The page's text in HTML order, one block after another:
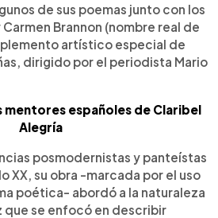
de sus poemas junto con los
Carmen Brannon (nombre real de
artístico especial de
dirigido por el periodista Mario
mentores españoles de Claribel
Alegría
posmodernistas y panteístas
XX, su obra -marcada por el uso
poética- abordó a la naturaleza
que se enfocó en describir